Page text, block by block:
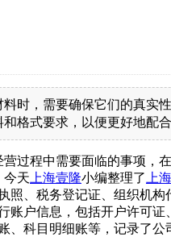
时，需要确保它们的真实
格式要求，以便更好地配
营过程中需要面临的事项，
今天 上海壹隆小编整理了 上
照、税务登记证、组织机
账户信息，包括开户许可
、科目明细账等，记录了公